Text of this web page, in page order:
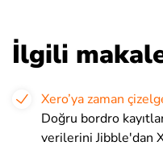
İlgili
Xero’ya zaman
Doğru bordro
verilerini Jibble'dan